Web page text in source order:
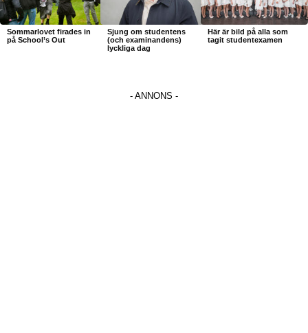
Sommarlovet firades in
på School’s Out
Sjung om studentens
(och examinandens)
lyckliga dag
Här är bild på alla som
tagit studentexamen